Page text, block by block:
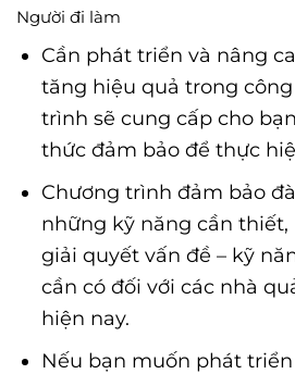
Người đi làm
Cần phát triển và nâng
tăng hiệu quả trong
trình sẽ cung cấp cho
thức đảm bảo để thực
Chương trình đảm bảo
những kỹ năng cần
giải quyết vấn đề – kỹ
cần có đối với các nhà
hiện nay.
Nếu bạn muốn phát